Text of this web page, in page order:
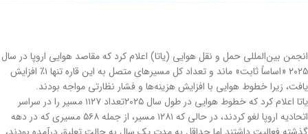
انجمن بین‌المللی حمل و نقل هوایی (یاتا) اعلام کرد که مقاصد هوایی اروپا در سال
۲۰۲۵ «اساساً ثابت» ماند و تعداد کل مسیرهای متصل به این قاره تنها ۱٪ افزایش
یافت، زیرا خطوط هوایی با افزایش هزینه‌ها و فشار نظارتی مواجه بودند.
یاتا اعلام کرد که خطوط هوایی در طول سال ۲۰۲۵تعداد ۱۱۲۷ مسیر را در سراسر
اتحادیه اروپا لغو کردند، در حالی که ۱۲۸۱ مسیر، از جمله ۵۶۸ مسیری که در دهه